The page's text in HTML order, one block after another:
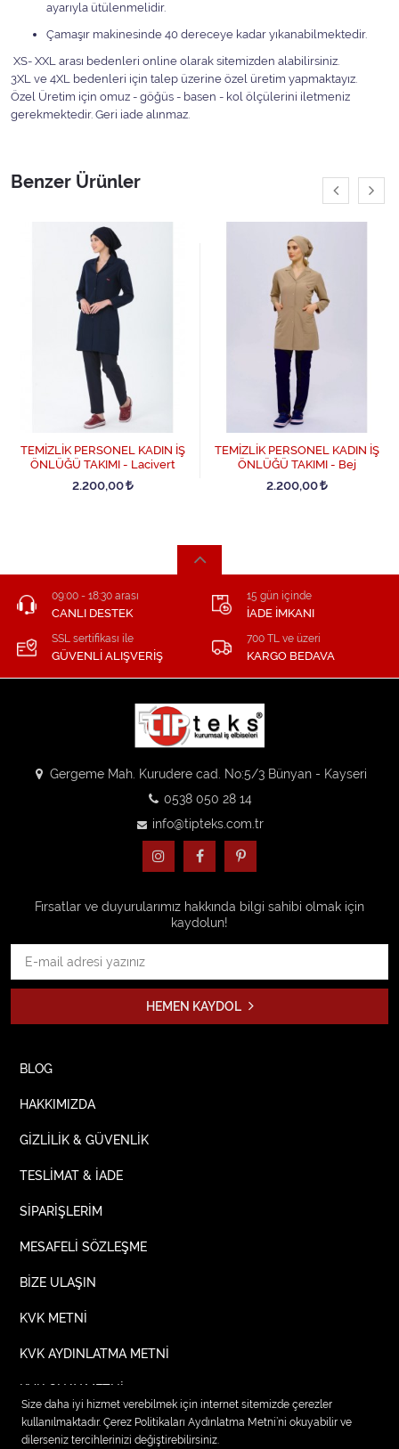
ayarıyla ütülenmelidir.
Çamaşır makinesinde 40 dereceye kadar yıkanabilmektedir.
XS- XXL arası bedenleri online olarak sitemizden alabilirsiniz.
3XL ve 4XL bedenleri için talep üzerine özel üretim yapmaktayız.
Özel Üretim için omuz - göğüs - basen - kol ölçülerini iletmeniz
gerekmektedir. Geri iade alınmaz.
Benzer Ürünler
TEMİZLİK PERSONEL KADIN İŞ
ÖNLÜĞÜ TAKIMI - Lacivert
2.200,00
TEMİZLİK PERSONEL KADIN İŞ
ÖNLÜĞÜ TAKIMI - Bej
2.200,00
09:00 - 18:30 arası
CANLI DESTEK
15 gün içinde
İADE İMKANI
SSL sertifikası ile
GÜVENLİ ALIŞVERİŞ
700 TL ve üzeri
KARGO BEDAVA
Gergeme Mah. Kurudere cad. No:5/3 Bünyan - Kayseri
0538 050 28 14
info@tipteks.com.tr
Fırsatlar ve duyurularımız hakkında bilgi sahibi olmak için
kaydolun!
HEMEN KAYDOL
BLOG
HAKKIMIZDA
GİZLİLİK & GÜVENLİK
TESLİMAT & İADE
SİPARİŞLERİM
MESAFELİ SÖZLEŞME
BİZE ULAŞIN
KVK METNİ
KVK AYDINLATMA METNİ
KVK ONAY METNİ
Size daha iyi hizmet verebilmek için internet sitemizde çerezler
kullanılmaktadır. Çerez Politikaları Aydınlatma Metni’ni okuyabilir ve
dilerseniz tercihlerinizi değiştirebilirsiniz.